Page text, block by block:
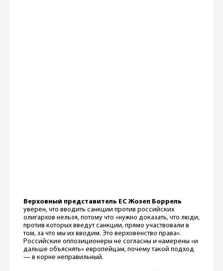
Верховный представитель ЕС Жозеп Боррель
уверен, что вводить санкции против российских
олигархов нельзя, потому что «нужно доказать, что люди,
против которых введут санкции, прямо участвовали в
том, за что мы их вводим. Это верховенство права».
Российские оппозиционеры не согласны и намерены «и
дальше объяснять» европейцам, почему такой подход
— в корне неправильный.